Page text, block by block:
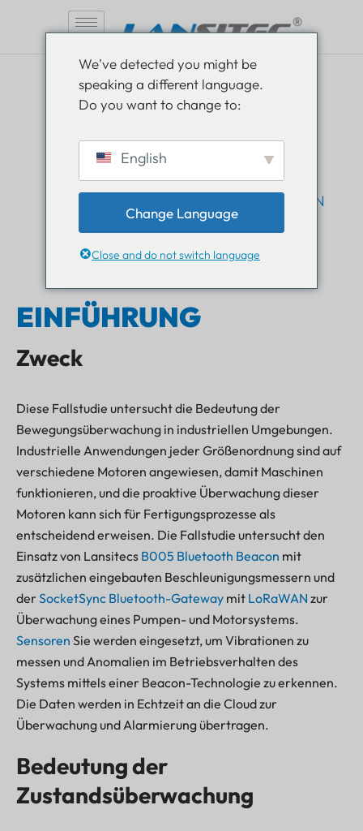
Überwachung von Pumpen-
und Motorsystemen
Verwendung des Lansitec Bluetooth-Sensors mit
LoRaWAN
EINFÜHRUNG
Zweck
Diese Fallstudie untersucht die Bedeutung der
Bewegungsüberwachung in industriellen Umgebungen.
Industrielle Anwendungen jeder Größenordnung sind auf
verschiedene Motoren angewiesen, damit Maschinen
funktionieren, und die proaktive Überwachung dieser
Motoren kann sich für Fertigungsprozesse als
entscheidend erweisen. Die Fallstudie untersucht den
Einsatz von Lansitecs B005 Bluetooth Beacon mit
zusätzlichen eingebauten Beschleunigungsmessern und
derSocketSync Bluetooth-Gateway mit LoRaWAN zur
Überwachung eines Pumpen- und Motorsystems.
Sensoren Sie werden eingesetzt, um Vibrationen zu
messen und Anomalien im Betriebsverhalten des
Systems mittels einer Beacon-Technologie zu erkennen.
Die Daten werden in Echtzeit an die Cloud zur
Überwachung und Alarmierung übertragen.
Bedeutung der
Zustandsüberwachung
We've detected you might be
speaking a different language.
Do you want to change to:
English
Change Language
Close and do not switch language